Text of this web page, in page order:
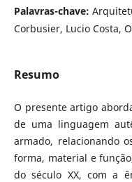
Palavras-chave:
Corbusier, Lucio Costa,
Resumo
O presente artigo
de uma linguagem
armado, relacionando
forma, material e
do século XX, com a